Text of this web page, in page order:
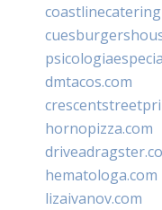
dmtacos.com
hornopizza.com
hematologa.com
lizaivanov.com